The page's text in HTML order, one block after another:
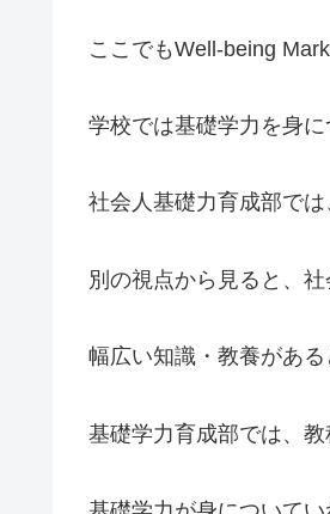
ここでもWell-being
学校では基礎学力を身
社会人基礎力育成部で
別の視点から見ると、
幅広い知識・教養があ
基礎学力育成部では、